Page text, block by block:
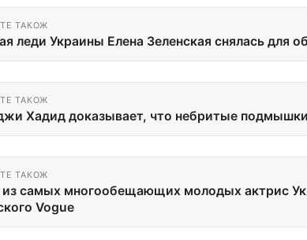
ТАКОЖ
леди Украины Елена Зеленская снялась для
ТАКОЖ
Хадид доказывает, что небритые
ТАКОЖ
самых многообещающих молодых актрис
Vogue